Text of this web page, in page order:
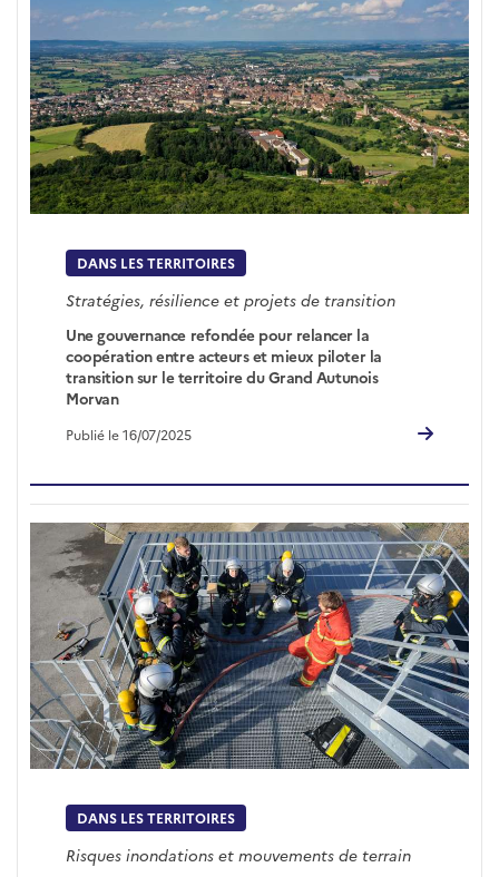
DANS LES TERRITOIRES
Stratégies, résilience et projets de transition
Une gouvernance refondée pour relancer la
coopération entre acteurs et mieux piloter la
transition sur le territoire du Grand Autunois
Morvan
Publié le 16/07/2025
DANS LES TERRITOIRES
Risques inondations et mouvements de terrain